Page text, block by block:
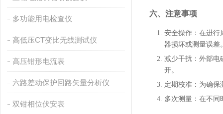
多功能用电检查仪
高低压CT变比无线测试仪
高压钳形电流表
六路差动保护回路矢量分析仪
双钳相位伏安表
六、注意事项
安全操作 ：在进
器损坏或测量误差
减少干扰 ：外部
开。
定期校准 ：为确
多次测量 ：在不